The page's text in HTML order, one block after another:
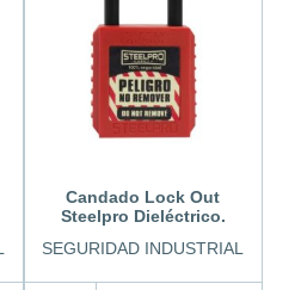
Candado Lock Out
Steelpro Dieléctrico.
SEGURIDAD INDUSTRIAL